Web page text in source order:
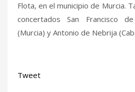
Flota, en el municipio de Murcia.
concertados San Francisco
(Murcia) y Antonio de Nebrija
Tweet